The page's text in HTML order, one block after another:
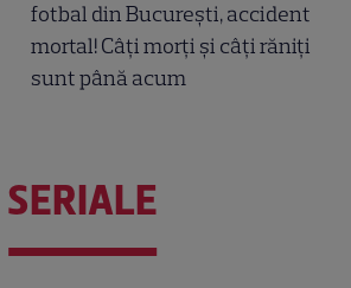
fotbal din București, accident
mortal! Câți morți și câți răniți
sunt până acum
SERIALE